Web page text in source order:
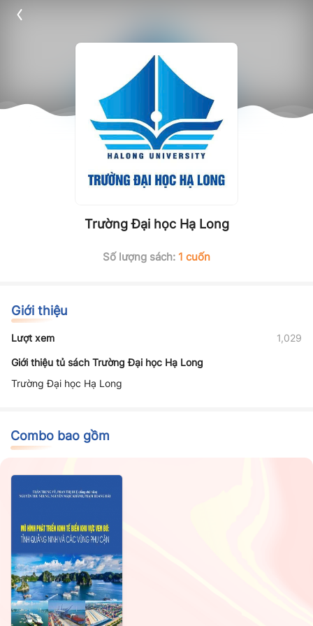
Trường Đại học Hạ Long
Số lượng sách: 1 cuốn
Giới thiệu
Lượt xem 1,029
Giới thiệu tủ sách Trường Đại học Hạ Long
Trường Đại học Hạ Long
Combo bao gồm